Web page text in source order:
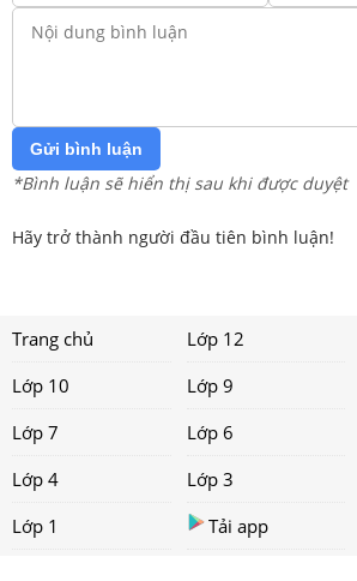
Gửi bình luận
*Bình luận sẽ hiển thị sau khi được duyệt
Hãy trở thành người đầu tiên bình luận!
Trang chủ Lớp 12
Lớp 10
Lớp 9
Lớp 7
Lớp 6
Lớp 4
Lớp 3
Lớp 1
Tải app